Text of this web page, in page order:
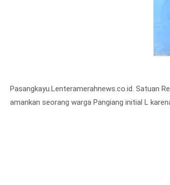
Pasangkayu.Lenteramerahnews.co.id. Satuan
amankan seorang warga Pangiang initial L